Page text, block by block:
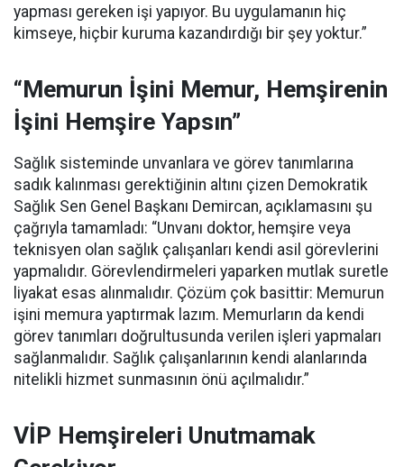
yapması gereken işi yapıyor. Bu uygulamanın hiç
kimseye, hiçbir kuruma kazandırdığı bir şey yoktur.”
“Memurun İşini Memur, Hemşirenin
İşini Hemşire Yapsın”
Sağlık sisteminde unvanlara ve görev tanımlarına
sadık kalınması gerektiğinin altını çizen Demokratik
Sağlık Sen Genel Başkanı Demircan, açıklamasını şu
çağrıyla tamamladı: “Unvanı doktor, hemşire veya
teknisyen olan sağlık çalışanları kendi asil görevlerini
yapmalıdır. Görevlendirmeleri yaparken mutlak suretle
liyakat esas alınmalıdır. Çözüm çok basittir: Memurun
işini memura yaptırmak lazım. Memurların da kendi
görev tanımları doğrultusunda verilen işleri yapmaları
sağlanmalıdır. Sağlık çalışanlarının kendi alanlarında
nitelikli hizmet sunmasının önü açılmalıdır.”
VİP Hemşireleri Unutmamak